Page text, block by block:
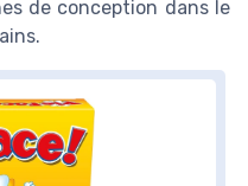
de conception dans le